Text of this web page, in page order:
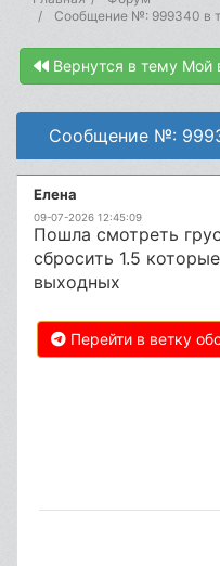
Сообщение №: 999340 в
Вернутся в тему Мой
Сообщение №:
Елена
09-07-2026 12:45:09
Пошла смотреть
сбросить 1.5
выходных
Перейти в ветку